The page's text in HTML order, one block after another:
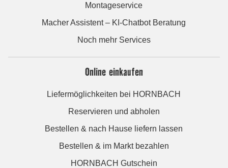
Montageservice
Macher Assistent – KI-Chatbot Beratung
Noch mehr Services
Online einkaufen
Liefermöglichkeiten bei HORNBACH
Reservieren und abholen
Bestellen & nach Hause liefern lassen
Bestellen & im Markt bezahlen
HORNBACH Gutschein